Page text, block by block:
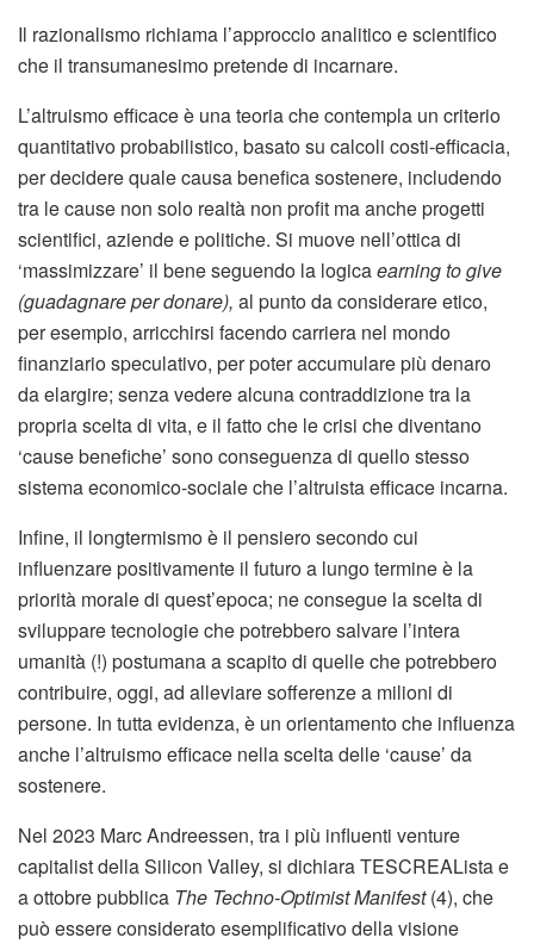
Il razionalismo richiama l’approccio analitico e scientifico
che il transumanesimo pretende di incarnare.
L’altruismo efficace è una teoria che contempla un criterio
quantitativo probabilistico, basato su calcoli costi-efficacia,
per decidere quale causa benefica sostenere, includendo
tra le cause non solo realtà non profit ma anche progetti
scientifici, aziende e politiche. Si muove nell’ottica di
‘massimizzare’ il bene seguendo la logicaearning to give
(guadagnare per donare), al punto da considerare etico,
per esempio, arricchirsi facendo carriera nel mondo
finanziario speculativo, per poter accumulare più denaro
da elargire; senza vedere alcuna contraddizione tra la
propria scelta di vita, e il fatto che le crisi che diventano
‘cause benefiche’ sono conseguenza di quello stesso
sistema economico-sociale che l’altruista efficace incarna.
Infine, il longtermismo è il pensiero secondo cui
influenzare positivamente il futuro a lungo termine è la
priorità morale di quest’epoca; ne consegue la scelta di
sviluppare tecnologie che potrebbero salvare l’intera
umanità (!) postumana a scapito di quelle che potrebbero
contribuire, oggi, ad alleviare sofferenze a milioni di
persone. In tutta evidenza, è un orientamento che influenza
anche l’altruismo efficace nella scelta delle ‘cause’ da
sostenere.
Nel 2023 Marc Andreessen, tra i più influenti venture
capitalist della Silicon Valley, si dichiara TESCREALista e
a ottobre pubblica The Techno-Optimist Manifest(4), che
può essere considerato esemplificativo della visione